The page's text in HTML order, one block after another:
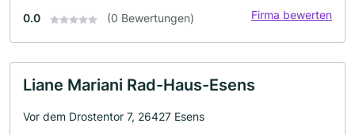
0.0 (0 Bewertungen) Firma bewerten
Liane Mariani Rad-Haus-Esens
Vor dem Drostentor 7, 26427 Esens